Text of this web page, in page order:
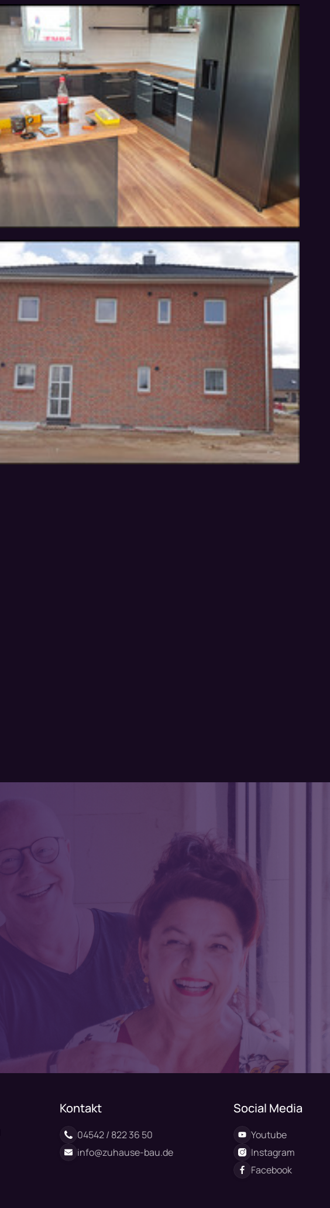
Kontakt
04542 / 822 36 50
info@zuhause-bau.de
Social Media
Youtube
Instagram
Facebook